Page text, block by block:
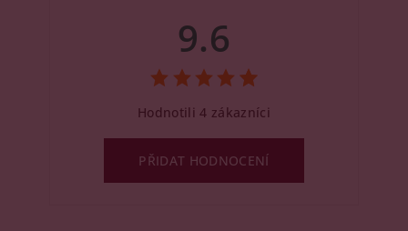
9.6
Hodnotili 4 zákazníci
PŘIDAT HODNOCENÍ